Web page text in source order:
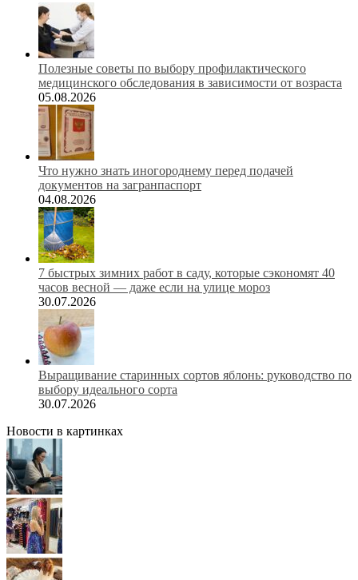
Полезные советы по выбору профилактического
медицинского обследования в зависимости от возраста
05.08.2026
Что нужно знать иногороднему перед подачей
документов на загранпаспорт
04.08.2026
7 быстрых зимних работ в саду, которые сэкономят 40
часов весной — даже если на улице мороз
30.07.2026
Выращивание старинных сортов яблонь: руководство по
выбору идеального сорта
30.07.2026
Новости в картинках